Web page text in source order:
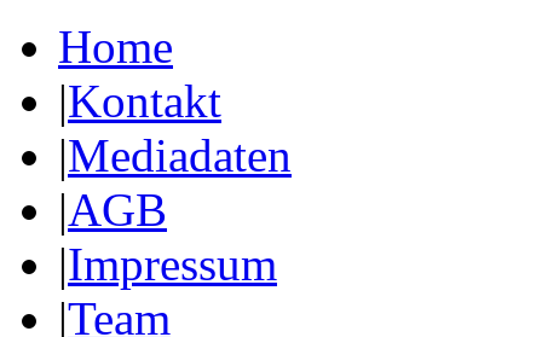
Home
|Kontakt
|Mediadaten
|AGB
|Impressum
|Team